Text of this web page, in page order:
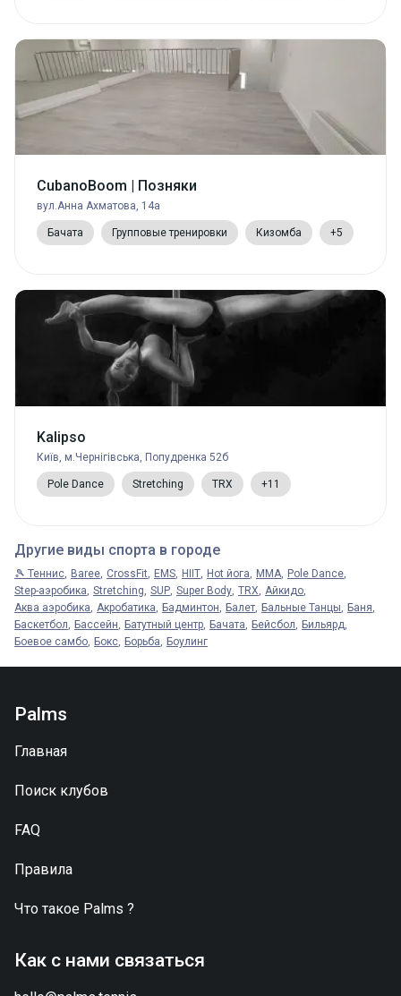
CubanoBoom | Позняки
вул.Анна Ахматова, 14а
Бачата Групповые тренировки Кизомба +5
Kalipso
Київ, м.Чернігівська, Попудренка 52б
Pole Dance Stretching TRX +11
Другие виды спорта в городе
🎾 Теннис Baree CrossFit EMS HIIT Hot йога MMA Pole Dance
Step-аэробика Stretching SUP Super Body TRX
Айкидо
Аква аэробика
Акробатика Бадминтон Балет Бальные Танцы Баня
Баскетбол Бассейн Батутный центр Бачата Бейсбол Бильярд
Боевое самбо Бокс Борьба Боулинг
Palms
Главная
Поиск клубов
FAQ
Правила
Что такое Palms ?
Как с нами связаться